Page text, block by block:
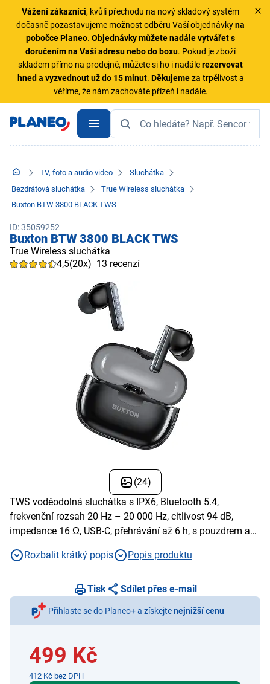
Vážení zákazníci, kvůli přechodu na nový skladový systém
dočasně pozastavujeme možnost odběru Vaší objednávkyna
pobočce Planeo.Objednávky můžete nadále vytvářet s
doručením na Vaši adresu nebo do boxu. Pokud je zboží
skladem přímo na prodejně, můžete si ho i nadálerezervovat
hned a vyzvednout už do 15 minut. Děkujemeza trpělivost a
věříme, že nám zachováte přízeň i nadále.
TV, foto a audio video
Sluchátka
Bezdrátová sluchátka
True Wireless sluchátka
Buxton BTW 3800 BLACK TWS
ID: 35059252
Buxton BTW 3800 BLACK TWS
True Wireless sluchátka
4,5(20x) 13 recenzí
(24)
TWS voděodolná sluchátka s IPX6, Bluetooth 5.4,
frekvenční rozsah 20 Hz – 20 000 Hz, citlivost 94 dB,
impedance 16 Ω, USB-C, přehrávání až 6 h, s pouzdrem až
Rozbalit krátký popis
Popis produktu
Tisk Sdílet přes e-mail
Přihlaste se do Planeo+ a získejtenejnižší cenu
499 Kč
412 Kč bez DPH